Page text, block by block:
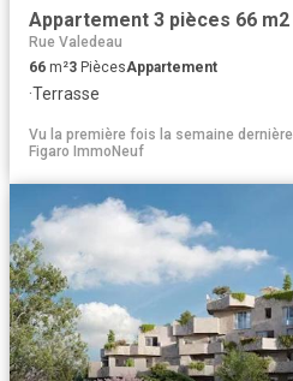
Appartement 3 pièces 66 m2
Rue Valedeau
66 m²3 PiècesAppartement
·Terrasse
Vu la première fois la semaine dernière
Figaro ImmoNeuf